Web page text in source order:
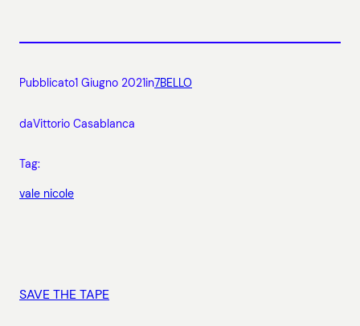
Pubblicato1 Giugno 2021in7BELLO
daVittorio Casablanca
Tag:
vale nicole
SAVE THE TAPE